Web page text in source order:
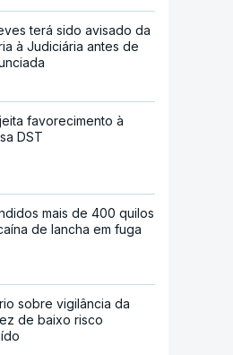
terá sido avisado da
à Judiciária antes de
favorecimento à
DST
mais de 400 quilos
de lancha em fuga
sobre vigilância da
de baixo risco